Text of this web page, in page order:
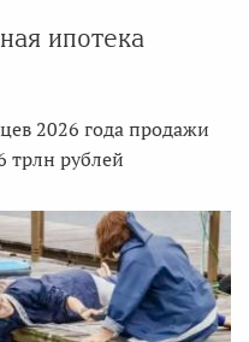
ипотека
2026 года продажи
трлн рублей